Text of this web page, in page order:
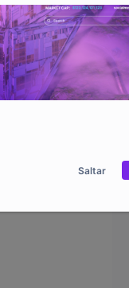
Saltar
in the
while stressing